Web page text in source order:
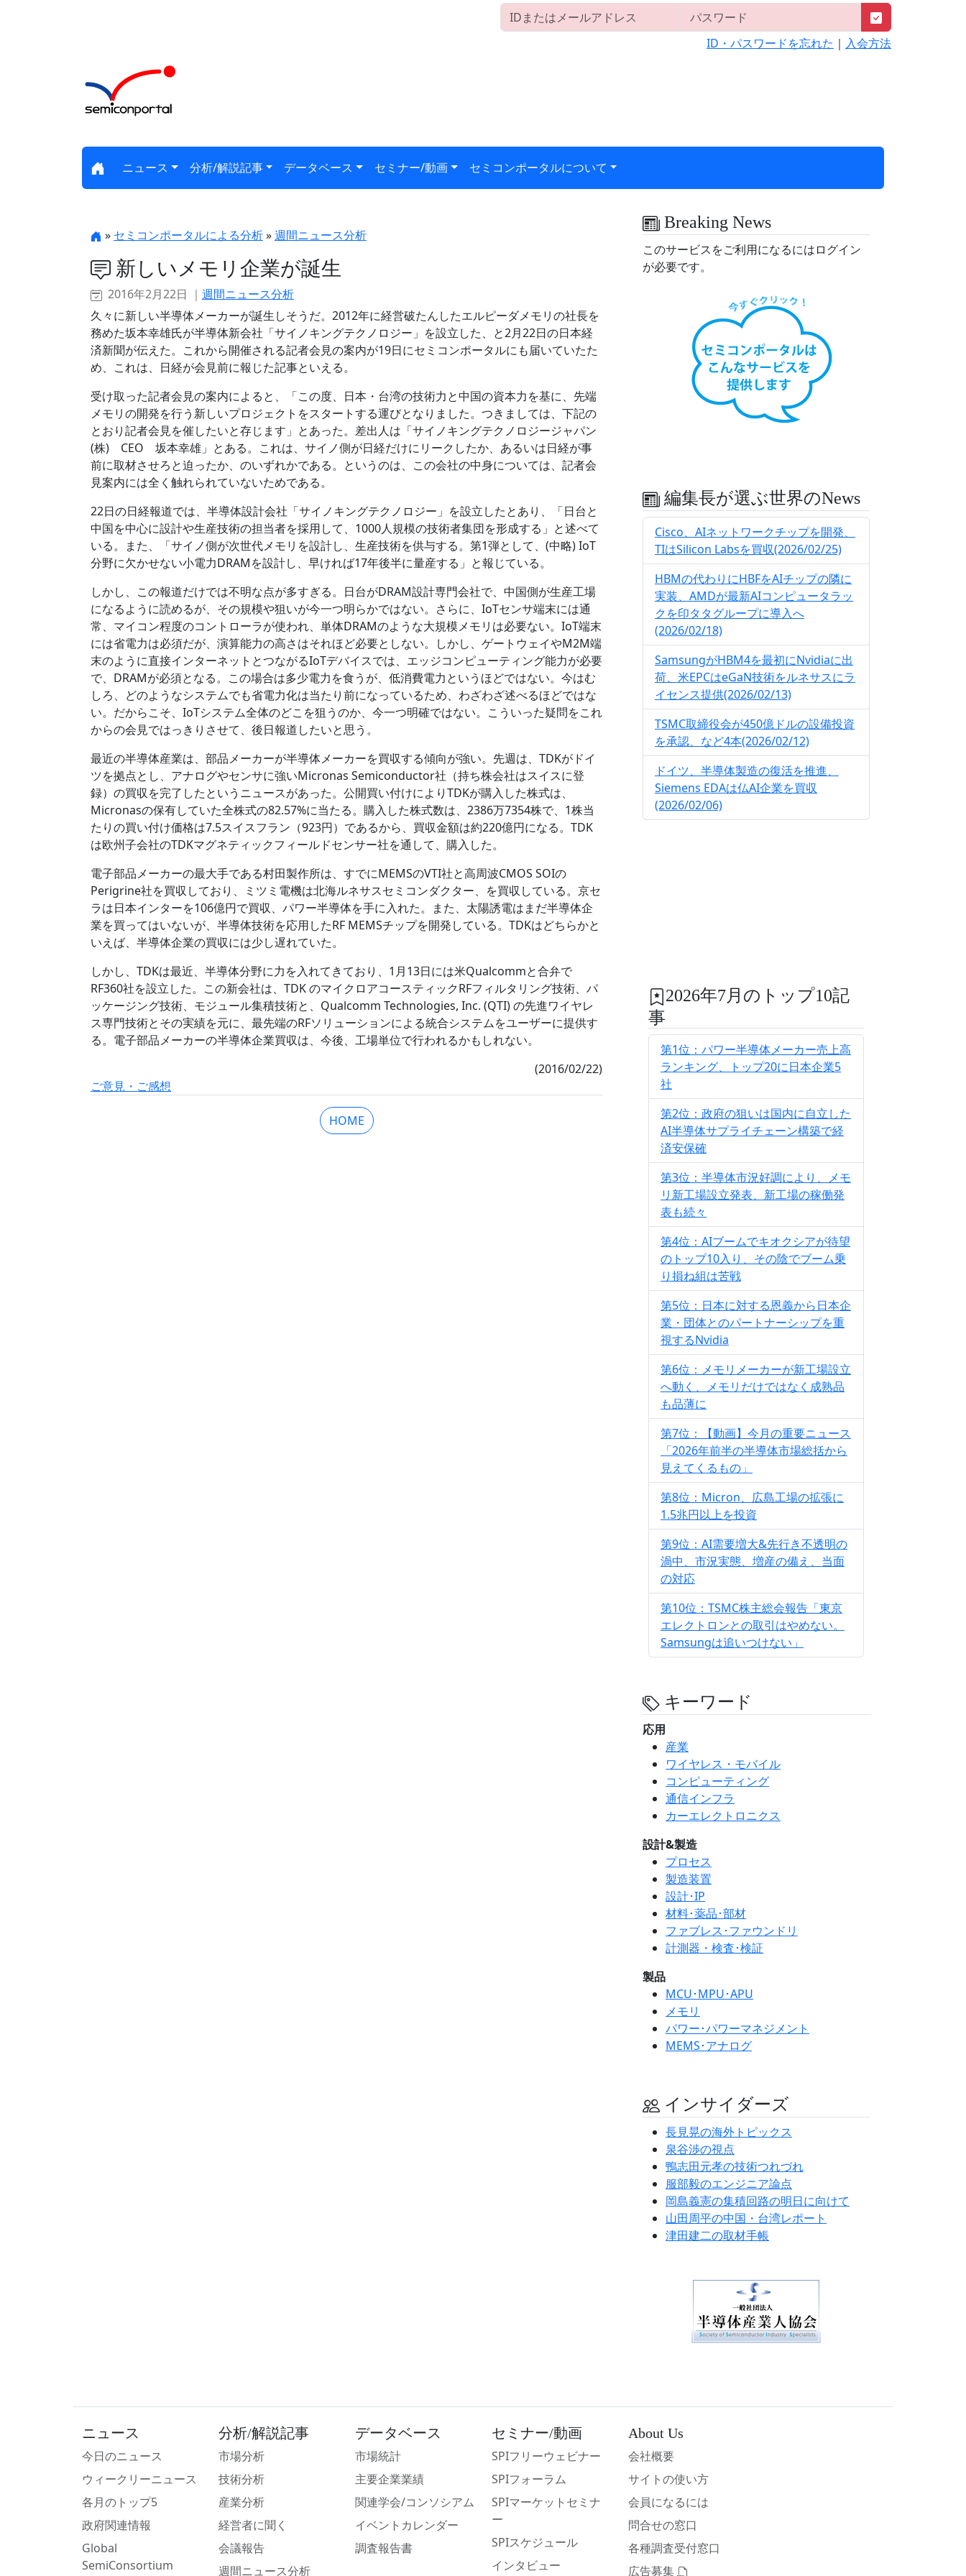
ID・パスワードを忘れた ｜ 入会方法
ニュース 分析/解説記事 データベース セミナー/動画 セミコンポータルについて
» セミコンポータルによる分析»週間ニュース分析
新しいメモリ企業が誕生
2016年2月22日 ｜ 週間ニュース分析
久々に新しい半導体メーカーが誕生しそうだ。2012年に経営破たんしたエルピーダメモリの社長を
務めた坂本幸雄氏が半導体新会社「サイノキングテクノロジー」を設立した、と2月22日の日本経
済新聞が伝えた。これから開催される記者会見の案内が19日にセミコンポータルにも届いていたた
め、これは、日経が会見前に報じた記事といえる。
受け取った記者会見の案内によると、「この度、日本・台湾の技術力と中国の資本力を基に、先端
メモリの開発を行う新しいプロジェクトをスタートする運びとなりました。つきましては、下記の
とおり記者会見を催したいと存じます」とあった。差出人は「サイノキングテクノロジージャパン
(株) CEO 坂本幸雄」とある。これは、サイノ側が日経だけにリークしたか、あるいは日経が事
前に取材させろと迫ったか、のいずれかである。というのは、この会社の中身については、記者会
見案内には全く触れられていないためである。
22日の日経報道では、半導体設計会社「サイノキングテクノロジー」を設立したとあり、「日台と
中国を中心に設計や生産技術の担当者を採用して、1000人規模の技術者集団を形成する」と述べて
いる。また、「サイノ側が次世代メモリを設計し、生産技術を供与する。第1弾として、(中略) IoT
分野に欠かせない小電力DRAMを設計し、早ければ17年後半に量産する」と報じている。
しかし、この報道だけでは不明な点が多すぎる。日台がDRAM設計専門会社で、中国側が生産工場
になるように読めるが、その規模や狙いが今一つ明らかではない。さらに、IoTセンサ端末には通
常、マイコン程度のコントローラが使われ、単体DRAMのような大規模メモリは必要ない。IoT端末
には省電力は必須だが、演算能力の高さはそれほど必要としない。しかし、ゲートウェイやM2M端
末のように直接インターネットとつながるIoTデバイスでは、エッジコンピューティング能力が必要
で、DRAMが必須となる。この場合は多少電力を食うが、低消費電力というほどではない。今はむ
しろ、どのようなシステムでも省電力化は当たり前になっているため、わざわざ述べるほどではな
い。だからこそ、IoTシステム全体のどこを狙うのか、今一つ明確ではない。こういった疑問をこれ
からの会見ではっきりさせて、後日報道したいと思う。
最近の半導体産業は、部品メーカーが半導体メーカーを買収する傾向が強い。先週は、TDKがドイ
ツを拠点とし、アナログやセンサに強いMicronas Semiconductor社（持ち株会社はスイスに登
録）の買収を完了したというニュースがあった。公開買い付けによりTDKが購入した株式は、
Micronasの保有していた全株式の82.57%に当たる。購入した株式数は、2386万7354株で、1株当
たりの買い付け価格は7.5スイスフラン（923円）であるから、買収金額は約220億円になる。TDK
は欧州子会社のTDKマグネティックフィールドセンサー社を通して、購入した。
電子部品メーカーの最大手である村田製作所は、すでにMEMSのVTI社と高周波CMOS SOIの
Perigrine社を買収しており、ミツミ電機は北海ルネサスセミコンダクター、を買収している。京セ
ラは日本インターを106億円で買収、パワー半導体を手に入れた。また、太陽誘電はまだ半導体企
業を買ってはいないが、半導体技術を応用したRF MEMSチップを開発している。TDKはどちらかと
いえば、半導体企業の買収には少し遅れていた。
しかし、TDKは最近、半導体分野に力を入れてきており、1月13日には米Qualcommと合弁で
RF360社を設立した。この新会社は、TDK のマイクロアコースティックRFフィルタリング技術、パ
ッケージング技術、モジュール集積技術と、Qualcomm Technologies, Inc. (QTI) の先進ワイヤレ
ス専門技術とその実績を元に、最先端のRFソリューションによる統合システムをユーザーに提供す
る。電子部品メーカーの半導体企業買収は、今後、工場単位で行われるかもしれない。
(2016/02/22)
ご意見・ご感想
HOME
Breaking News
このサービスをご利用になるにはログイン
が必要です。
編集長が選ぶ世界のNews
Cisco、AIネットワークチップを開発、
TIはSilicon Labsを買収(2026/02/25)
HBMの代わりにHBFをAIチップの隣に
実装、AMDが最新AIコンピュータラッ
クを印タタグループに導入へ
(2026/02/18)
SamsungがHBM4を最初にNvidiaに出
荷、米EPCはeGaN技術をルネサスにラ
イセンス提供(2026/02/13)
TSMC取締役会が450億ドルの設備投資
を承認、など4本(2026/02/12)
ドイツ、半導体製造の復活を推進、
Siemens EDAは仏AI企業を買収
(2026/02/06)
2026年7月のトップ10記
事
第1位：パワー半導体メーカー売上高
ランキング、トップ20に日本企業5
社
第2位：政府の狙いは国内に自立した
AI半導体サプライチェーン構築で経
済安保確
第3位：半導体市況好調により、メモ
リ新工場設立発表、新工場の稼働発
表も続々
第4位：AIブームでキオクシアが待望
のトップ10入り、その陰でブーム乗
り損ね組は苦戦
第5位：日本に対する恩義から日本企
業・団体とのパートナーシップを重
視するNvidia
第6位：メモリメーカーが新工場設立
へ動く、メモリだけではなく成熟品
も品薄に
第7位：【動画】今月の重要ニュース
「2026年前半の半導体市場総括から
見えてくるもの」
第8位：Micron、広島工場の拡張に
1.5兆円以上を投資
第9位：AI需要増大&先行き不透明の
渦中、市況実態、増産の備え、当面
の対応
第10位：TSMC株主総会報告「東京
エレクトロンとの取引はやめない。
Samsungは追いつけない」
キーワード
応用
産業
ワイヤレス・モバイル
コンピューティング
通信インフラ
カーエレクトロニクス
設計&製造
プロセス
製造装置
設計･IP
材料･薬品･部材
ファブレス･ファウンドリ
計測器・検査･検証
製品
MCU･MPU･APU
メモリ
パワー･パワーマネジメント
MEMS･アナログ
インサイダーズ
長見晃の海外トピックス
泉谷渉の視点
鴨志田元孝の技術つれづれ
服部毅のエンジニア論点
岡島義憲の集積回路の明日に向けて
山田周平の中国・台湾レポート
津田建二の取材手帳
ニュース
今日のニュース
ウィークリーニュース
各月のトップ5
政府関連情報
Global
SemiConsortium
分析/解説記事
市場分析
技術分析
産業分析
経営者に聞く
会議報告
週間ニュース分析
データベース
市場統計
主要企業業績
関連学会/コンソシアム
イベントカレンダー
調査報告書
セミナー/動画
SPIフリーウェビナー
SPIフォーラム
SPIマーケットセミナ
ー
SPIスケジュール
インタビュー
About Us
会社概要
サイトの使い方
会員になるには
問合せの窓口
各種調査受付窓口
広告募集